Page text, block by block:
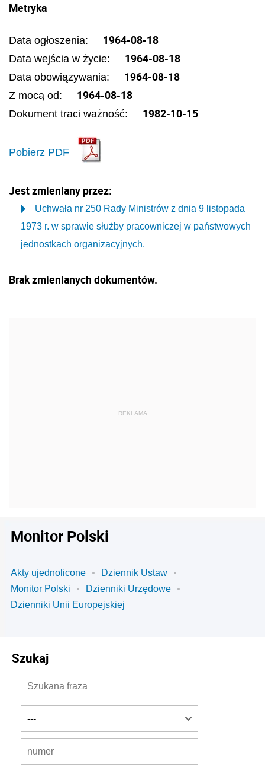
Metryka
Data ogłoszenia: 1964-08-18
Data wejścia w życie: 1964-08-18
Data obowiązywania: 1964-08-18
Z mocą od: 1964-08-18
Dokument traci ważność: 1982-10-15
Pobierz PDF
Jest zmieniany przez:
Uchwała nr 250 Rady Ministrów z dnia 9 listopada
1973 r. w sprawie służby pracowniczej w państwowych
jednostkach organizacyjnych.
Brak zmienianych dokumentów.
Monitor Polski
Akty ujednolicone
Dziennik Ustaw
Monitor Polski
Dzienniki Urzędowe
Dzienniki Unii Europejskiej
Szukaj